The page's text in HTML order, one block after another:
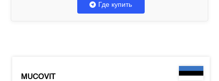
Где купить
MUCOVIT